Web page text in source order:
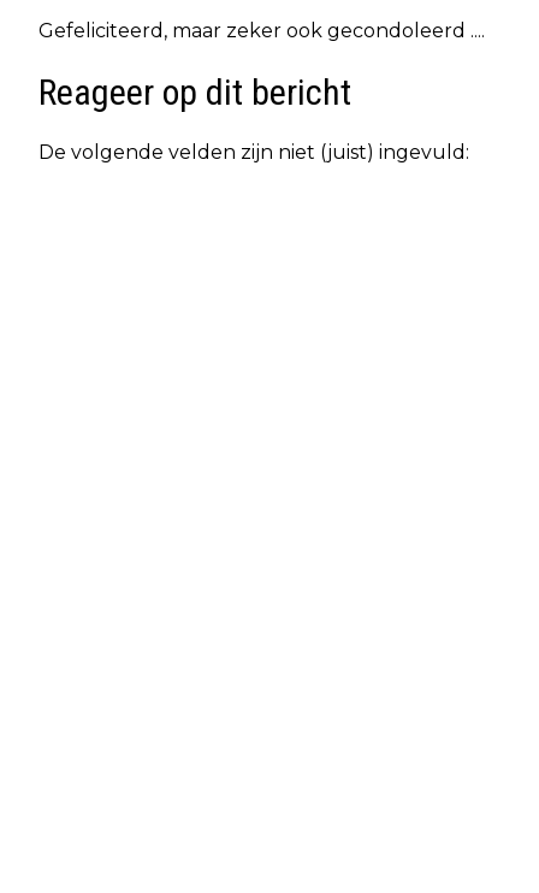
Gefeliciteerd, maar zeker ook gecondoleerd ....
Reageer op dit bericht
De volgende velden zijn niet (juist) ingevuld: